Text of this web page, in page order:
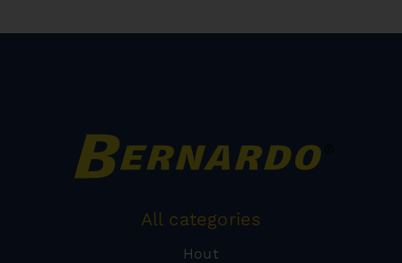
All categories
Hout